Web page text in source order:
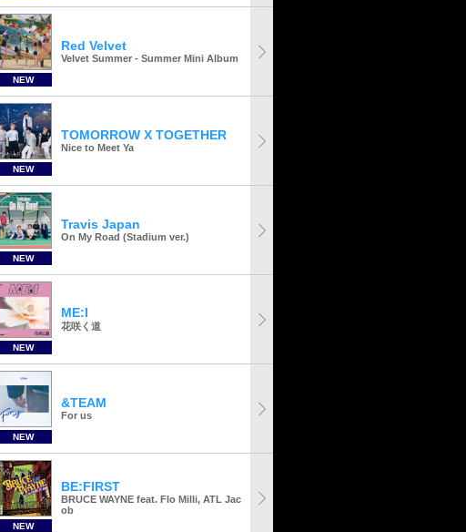
NEW
Red Velvet
Velvet Summer - Summer Mini Album
NEW
TOMORROW X TOGETHER
Nice to Meet Ya
NEW
Travis Japan
On My Road (Stadium ver.)
NEW
ME:I
花咲く道
NEW
&TEAM
For us
NEW
BE:FIRST
BRUCE WAYNE feat. Flo Milli, ATL Jac
ob